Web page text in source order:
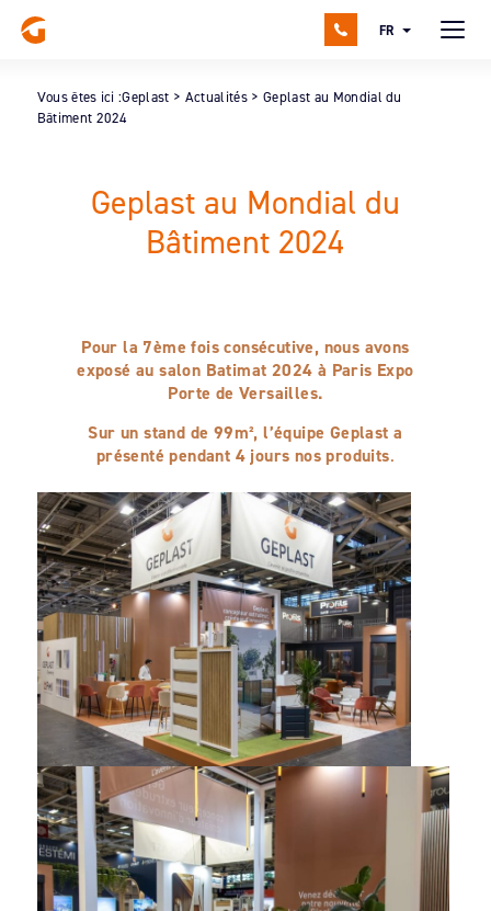
FR
Vous êtes ici :Geplast > Actualités > Geplast au Mondial du
Bâtiment 2024
Geplast au Mondial du
Bâtiment 2024
Pour la 7ème fois consécutive, nous avons
exposé au salon Batimat 2024 à Paris Expo
Porte de Versailles.
Sur un stand de 99m², l’équipe Geplast a
présenté pendant 4 jours nos produits.